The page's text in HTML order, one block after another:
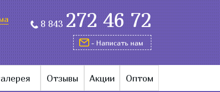
8 843272 46 72
- Написать нам
Отзывы Акции Оптом